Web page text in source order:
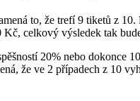
to, že trefí 9 tiketů z
celkový výsledek tak
20% nebo dokonce
že ve 2 případech z